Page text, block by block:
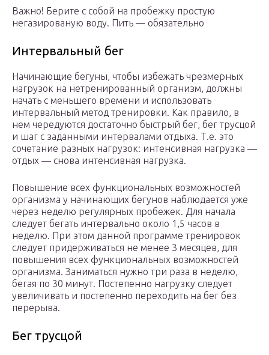
Важно! Берите с собой на пробежку простую
негазированую воду. Пить — обязательно
Интервальный бег
Начинающие бегуны, чтобы избежать чрезмерных
нагрузок на нетренированный организм, должны
начать с меньшего времени и использовать
интервальный метод тренировки. Как правило, в
нем чередуются достаточно быстрый бег, бег трусцой
и шаг с заданными интервалами отдыха. Т.е. это
сочетание разных нагрузок: интенсивная нагрузка —
отдых — снова интенсивная нагрузка.
Повышение всех функциональных возможностей
организма у начинающих бегунов наблюдается уже
через неделю регулярных пробежек. Для начала
следует бегать интервально около 1,5 часов в
неделю. При этом данной программе тренировок
следует придерживаться не менее 3 месяцев, для
повышения всех функциональных возможностей
организма. Заниматься нужно три раза в неделю,
бегая по 30 минут. Постепенно нагрузку следует
увеличивать и постепенно переходить на бег без
перерыва.
Бег трусцой